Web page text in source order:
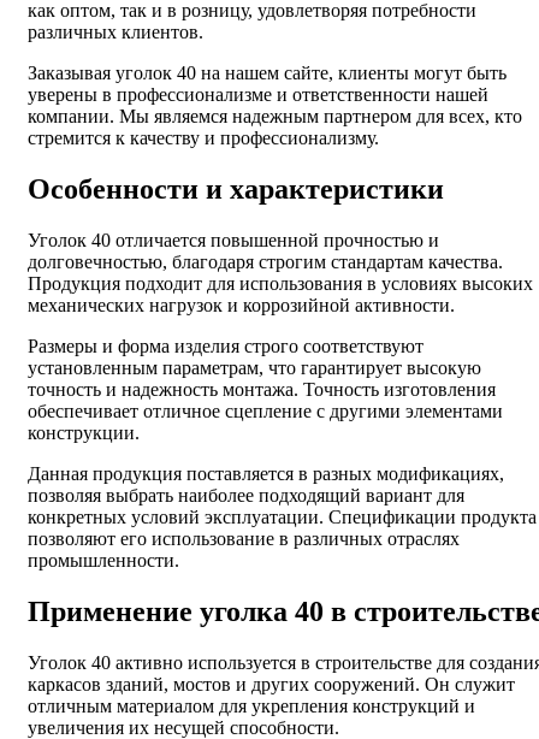
как оптом, так и в розницу, удовлетворяя потребности
различных клиентов.
Заказывая уголок 40 на нашем сайте, клиенты могут быть
уверены в профессионализме и ответственности нашей
компании. Мы являемся надежным партнером для всех, кто
стремится к качеству и профессионализму.
Особенности и характеристики
Уголок 40 отличается повышенной прочностью и
долговечностью, благодаря строгим стандартам качества.
Продукция подходит для использования в условиях высоких
механических нагрузок и коррозийной активности.
Размеры и форма изделия строго соответствуют
установленным параметрам, что гарантирует высокую
точность и надежность монтажа. Точность изготовления
обеспечивает отличное сцепление с другими элементами
конструкции.
Данная продукция поставляется в разных модификациях,
позволяя выбрать наиболее подходящий вариант для
конкретных условий эксплуатации. Спецификации продукта
позволяют его использование в различных отраслях
промышленности.
Применение уголка 40 в
Уголок 40 активно используется в строительстве для
каркасов зданий, мостов и других сооружений. Он служит
отличным материалом для укрепления конструкций и
увеличения их несущей способности.